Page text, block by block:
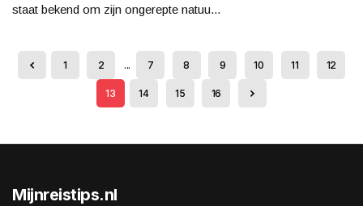
staat bekend om zijn ongerepte natuu...
1 2 ... 7 8 9 10 11 12
13 14 15 16
Mijnreistips.nl